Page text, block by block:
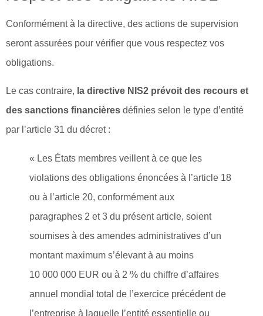
Conformément à la directive, des actions de supervision
seront assurées pour vérifier que vous respectez vos
obligations.
Le cas contraire, la directive NIS2 prévoit des recours et
des sanctions financières définies selon le type d’entité
par l’article 31 du décret :
« Les États membres veillent à ce que les
violations des obligations énoncées à l’article 18
ou à l’article 20, conformément aux
paragraphes 2 et 3 du présent article, soient
soumises à des amendes administratives d’un
montant maximum s’élevant à au moins
10 000 000 EUR ou à 2 % du chiffre d’affaires
annuel mondial total de l’exercice précédent de
l’entreprise à laquelle l’entité essentielle ou